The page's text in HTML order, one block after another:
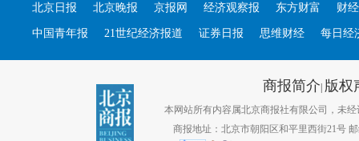
北京日报 北京晚报 京报网 经济观察报 东方财富 财
中国青年报 21世纪经济报道 证券日报 思维财经 每日经
商报简介| 版权
本网站所有内容属北京商报社有限公司，未经
商报地址：北京市朝阳区和平里西街21号